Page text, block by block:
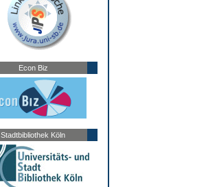
Econ Biz
Stadtbibliothek Köln